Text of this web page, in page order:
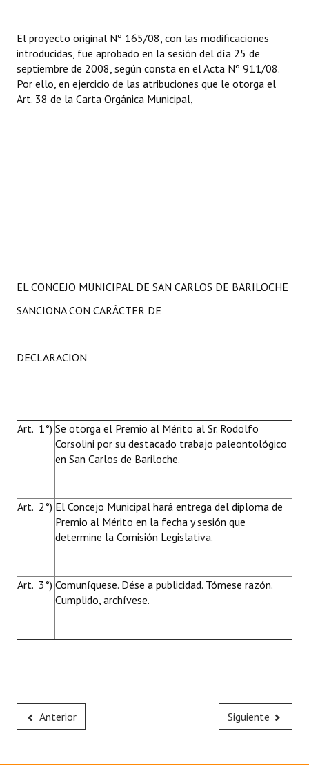
El proyecto original Nº 165/08, con las modificaciones
introducidas, fue aprobado en la sesión del día 25 de
septiembre de 2008, según consta en el Acta Nº 911/08.
Por ello, en ejercicio de las atribuciones que le otorga el
Art. 38 de la Carta Orgánica Municipal,
EL CONCEJO MUNICIPAL DE SAN CARLOS DE BARILOCHE
SANCIONA CON CARÁCTER DE
DECLARACION
Art. 1°) Se otorga el Premio al Mérito al Sr. Rodolfo
Corsolini por su destacado trabajo paleontológico
en San Carlos de Bariloche.
Art. 2°) El Concejo Municipal hará entrega del diploma de
Premio al Mérito en la fecha y sesión que
determine la Comisión Legislativa.
Art. 3°) Comuníquese. Dése a publicidad. Tómese razón.
Cumplido, archívese.
Anterior Siguiente